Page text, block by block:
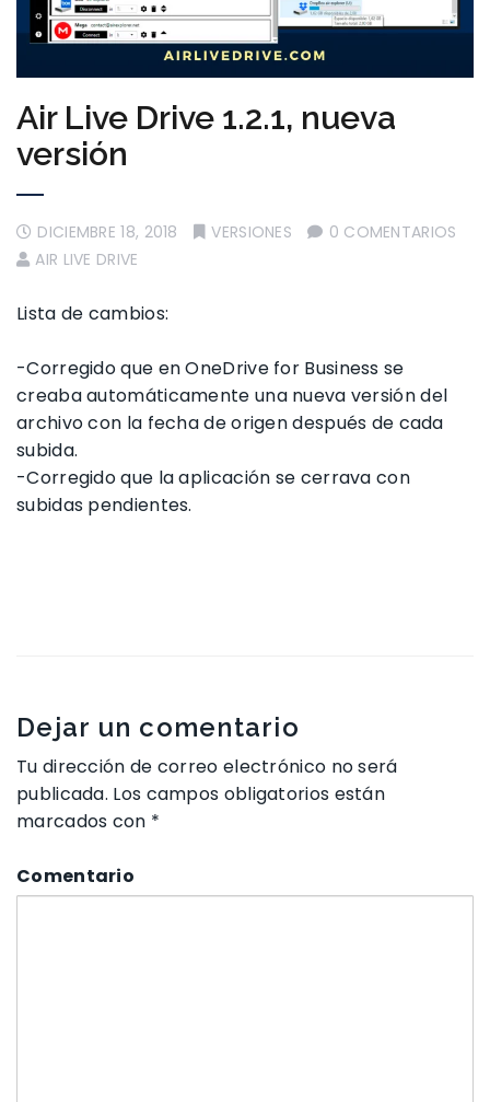
Air Live Drive 1.2.1, nueva
versión
DICIEMBRE 18, 2018 VERSIONES
0 COMENTARIOS
AIR LIVE DRIVE
Lista de cambios:
-Corregido que en OneDrive for Business se
creaba automáticamente una nueva versión del
archivo con la fecha de origen después de cada
subida.
-Corregido que la aplicación se cerrava con
subidas pendientes.
Dejar un comentario
Tu dirección de correo electrónico no será
publicada. Los campos obligatorios están
marcados con *
Comentario